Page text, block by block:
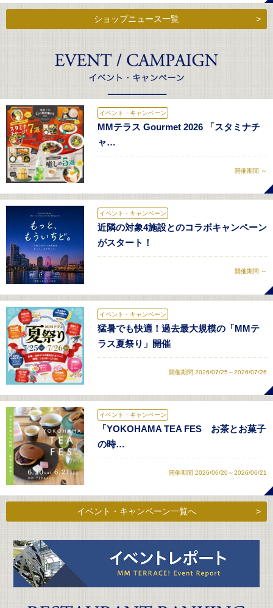
ショップニュース一覧
イベント・キャンペーン
MMテラス Gourmet 2026 「スタミナチ
ャ…
開催期間 ～
イベント・キャンペーン
近隣の対象4施設とのコラボキャンペーン
がスタート！
開催期間 ～
イベント・キャンペーン
猛暑でも快適！過去最大規模の「MMテ
ラス夏祭り」開催
開催期間 2026/07/25～2026/07/26
イベント・キャンペーン
「YOKOHAMA TEA FES お茶とお菓子
の時…
開催期間 2026/06/20～2026/06/21
イベント・キャンペーン一覧へ